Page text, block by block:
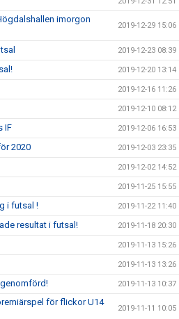
imorgon
2019-12-29 15:06
2019-12-23 08:39
2019-12-20 13:14
2019-12-16 11:26
2019-12-10 08:12
IF 2019-12-06 16:53
2020 2019-12-03 23:35
2019-12-02 14:52
2019-11-25 15:55
i futsal ! 2019-11-22 11:40
resultat i futsal! 2019-11-18 20:30
2019-11-13 15:26
2019-11-13 13:26
2019-11-13 10:37
för flickor U14
2019-11-11 10:05